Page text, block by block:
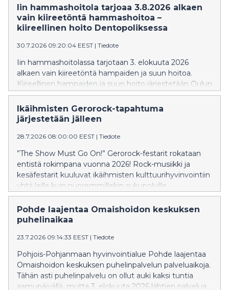
Iin hammashoitola tarjoaa 3.8.2026 alkaen
vain kiireetöntä hammashoitoa –
kiireellinen hoito Dentopoliksessa
30.7.2026 09:20:04 EEST | Tiedote
Iin hammashoitolassa tarjotaan 3. elokuuta 2026
alkaen vain kiireetöntä hampaiden ja suun hoitoa.
Kiireellinen hampaiden ja suun hoito järjestetään Oulun
Dentopoliksessa.
Ikäihmisten Gerorock-tapahtuma
järjestetään jälleen
28.7.2026 08:00:00 EEST | Tiedote
”The Show Must Go On!” Gerorock-festarit rokataan
entistä rokimpana vuonna 2026! Rock-musiikki ja
kesäfestarit kuuluvat ikäihmisten kulttuurihyvinvointiin
yhtä lailla kuin nuoremmillekin sukupolville.
Pohde laajentaa Omaishoidon keskuksen
puhelinaikaa
23.7.2026 09:14:33 EEST | Tiedote
Pohjois-Pohjanmaan hyvinvointialue Pohde laajentaa
Omaishoidon keskuksen puhelinpalvelun palveluaikoja.
Tähän asti puhelinpalvelu on ollut auki kaksi tuntia
aamupäivällä, mutta 3. elokuuta 2026 lähtien palvelua